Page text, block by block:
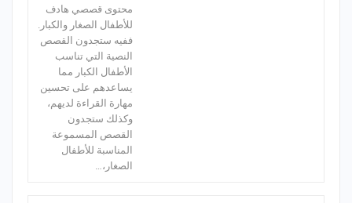
محتوى قصصي هادف
للأطفال الصغار والكبار.
ففيه ستجدون القصص
النصية التي تناسب
الأطفال الكبار مما
يساعدهم على تحسين
مهارة القراءة لديهم،
وكذلك ستجدون
القصص المسموعة
المناسبة للأطفال
الصغار،…